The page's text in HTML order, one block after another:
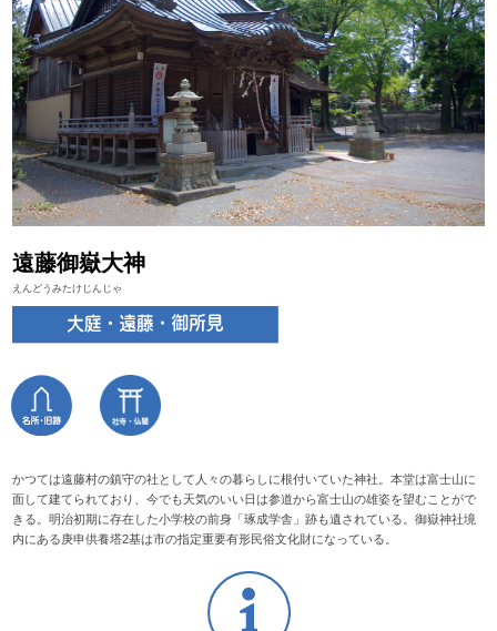
遠藤御嶽大神
えんどうみたけじんじゃ
かつては遠藤村の鎮守の社として人々の暮らしに根付いていた神社。本堂は富士山に
面して建てられており、今でも天気のいい日は参道から富士山の雄姿を望むことがで
きる。明治初期に存在した小学校の前身「琢成学舎」跡も遺されている。御嶽神社境
内にある庚申供養塔2基は市の指定重要有形民俗文化財になっている。